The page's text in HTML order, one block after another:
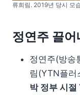
류희림. 2019년 당시 모
정연주 끌
정연주(방송
림(YTN플러
박 정부 시